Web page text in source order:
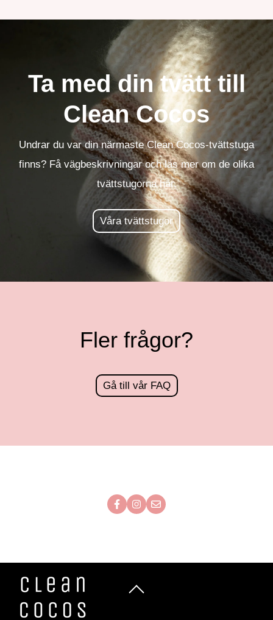
Ta med din tvätt till
Clean Cocos
Undrar du var din närmaste Clean Cocos-tvättstuga
finns? Få vägbeskrivningar och läs mer om de olika
tvättstugorna här.
Våra tvättstugor
Fler frågor?
Gå till vår FAQ